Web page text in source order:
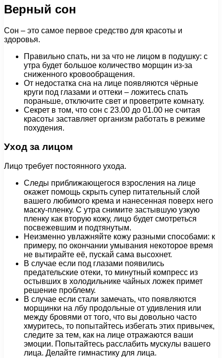
Верный сон
Сон – это самое первое средство для красоты и
здоровья.
Правильно спать, ни за что не лицом в подушку: с
утра будет большое количество морщин из-за
сниженного кровообращения.
От недостатка сна на лице появляются чёрные
круги под глазами и оттеки – ложитесь спать
пораньше, отключите свет и проветрите комнату.
Секрет в том, что сон с 23.00 до 01.00 не считая
красоты заставляет организм работать в режиме
похудения.
Уход за лицом
Лицо требует постоянного ухода.
Следы приближающегося взросления на лице
окажет помощь скрыть супер питательный слой
вашего любимого крема и нанесенная поверх него
маску-пленку. С утра снимите застывшую узкую
пленку как вторую кожу, лицо будет смотреться
посвежевшим и подтянутым.
Неизменно увлажняйте кожу разными способами: к
примеру, по окончании умывания некоторое время
не вытирайте её, пускай сама высохнет.
В случае если под глазами появились
предательские отеки, то минутный компресс из
остывших в холодильнике чайных ложек примет
решение проблему.
В случае если стали замечать, что появляются
морщинки на лбу продольные от удивления или
между бровями от того, что вы довольно часто
хмуритесь, то попытайтесь избегать этих привычек,
следите за тем, как на лице отражаются ваши
эмоции. Попытайтесь расслабить мускулы вашего
лица. Делайте гимнастику для лица.